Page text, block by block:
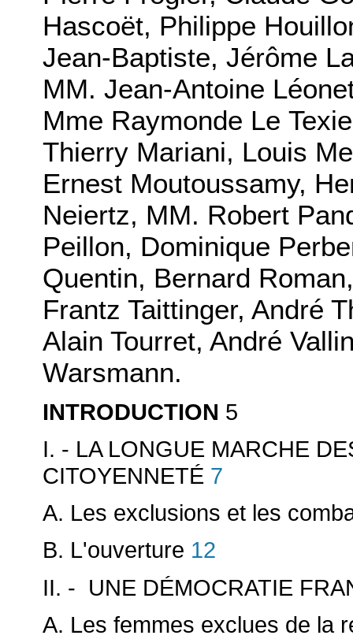
Hascoët, Philippe
Jean-Baptiste, Jérôme
MM. Jean-Antoine
Mme Raymonde Le
Thierry Mariani, Louis
Ernest Moutoussamy,
Neiertz, MM. Robert
Peillon, Dominique
Quentin, Bernard
Frantz Taittinger, André
Alain Tourret, André
Warsmann.
INTRODUCTION 5
I. - LA LONGUE MARCHE
CITOYENNETÉ 7
A. Les exclusions et les
B. L'ouverture 12
II. - UNE DÉMOCRATIE
A. Les femmes exclues de la